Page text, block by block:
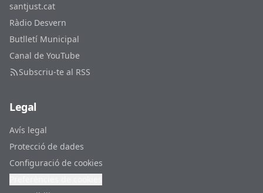
santjust.cat
Ràdio Desvern
Butlletí Municipal
Canal de YouTube
Subscriu-te al RSS
Legal
Avís legal
Protecció de dades
Configuració de cookies